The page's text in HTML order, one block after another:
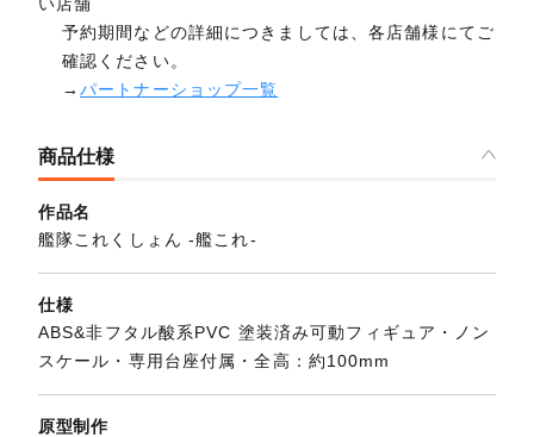
予約期間などの詳細につきましては、各店舗様にてご
確認ください。
→パートナーショップ一覧
商品仕様
作品名
艦隊これくしょん ‐艦これ‐
仕様
ABS&非フタル酸系PVC 塗装済み可動フィギュア・ノン
スケール・専用台座付属・全高：約100mm
原型制作